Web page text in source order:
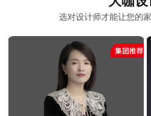
选对设计师才能让您的